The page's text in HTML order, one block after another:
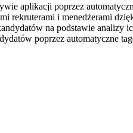
aplikacji poprzez
rekruterami i menedżerami
na podstawie analizy
poprzez automatyczne